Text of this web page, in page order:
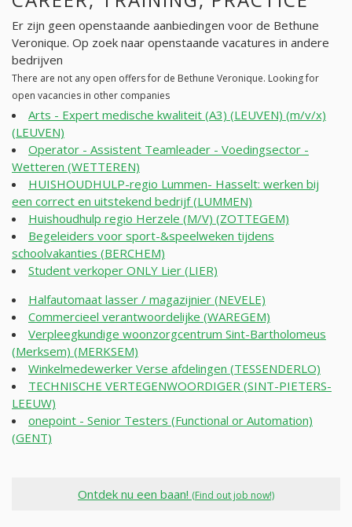
Er zijn geen openstaande aanbiedingen voor de Bethune
Veronique. Op zoek naar openstaande vacatures in andere
bedrijven
There are not any open offers for de Bethune Veronique. Looking for
open vacancies in other companies
Arts - Expert medische kwaliteit (A3) (LEUVEN) (m/v/x)
(LEUVEN)
Operator - Assistent Teamleader - Voedingsector -
Wetteren (WETTEREN)
HUISHOUDHULP-regio Lummen- Hasselt: werken bij
een correct en uitstekend bedrijf (LUMMEN)
Huishoudhulp regio Herzele (M/V) (ZOTTEGEM)
Begeleiders voor sport-&speelweken tijdens
schoolvakanties (BERCHEM)
Student verkoper ONLY Lier (LIER)
Halfautomaat lasser / magazijnier (NEVELE)
Commercieel verantwoordelijke (WAREGEM)
Verpleegkundige woonzorgcentrum Sint-Bartholomeus
(Merksem) (MERKSEM)
Winkelmedewerker Verse afdelingen (TESSENDERLO)
TECHNISCHE VERTEGENWOORDIGER (SINT-PIETERS-
LEEUW)
onepoint - Senior Testers (Functional or Automation)
(GENT)
Ontdek nu een baan! (Find out job now!)